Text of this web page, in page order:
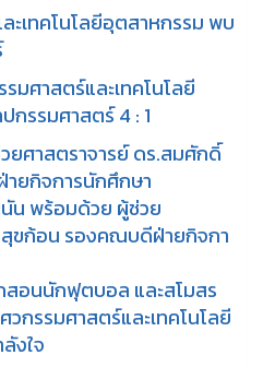
ะเทคโนโลยีอุตสาหกรรม พบ
มศาสตร์และเทคโนโลยี
กรรมศาสตร์ 4 : 1
ยศาสตราจารย์ ดร.สมศักดิ์
ยกิจการนักศึกษา
น พร้อมด้วย ผู้ช่วย
สุขก้อน รองคณบดีฝ่ายกิจกา
อนนักฟุตบอล และสโมสร
กรรมศาสตร์และเทคโนโลยี
งใจ